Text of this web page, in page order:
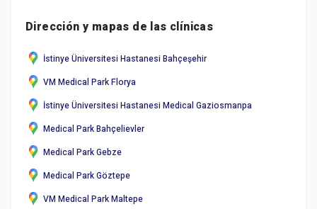
Dirección y mapas de las clínicas
İstinye Üniversitesi Hastanesi Bahçeşehir
VM Medical Park Florya
İstinye Üniversitesi Hastanesi Medical Gaziosmanpa
Medical Park Bahçelievler
Medical Park Gebze
Medical Park Göztepe
VM Medical Park Maltepe